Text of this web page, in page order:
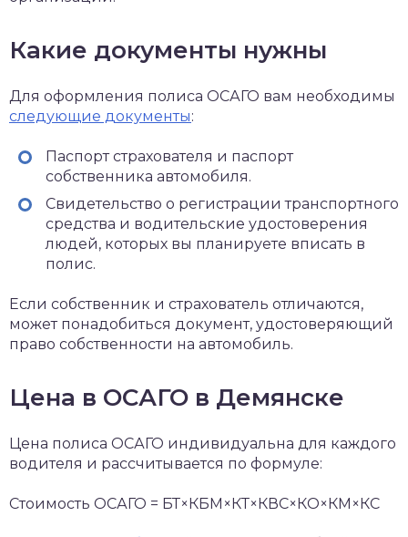
Какие документы нужны
Для оформления полиса ОСАГО вам необходимы
следующие документы:
Паспорт страхователя и паспорт
собственника автомобиля.
Свидетельство о регистрации транспортного
средства и водительские удостоверения
людей, которых вы планируете вписать в
полис.
Если собственник и страхователь отличаются,
может понадобиться документ, удостоверяющий
право собственности на автомобиль.
Цена в ОСАГО в Демянске
Цена полиса ОСАГО индивидуальна для каждого
водителя и рассчитывается по формуле:
Стоимость ОСАГО = БТ×КБМ×КТ×КВС×КО×КМ×КС